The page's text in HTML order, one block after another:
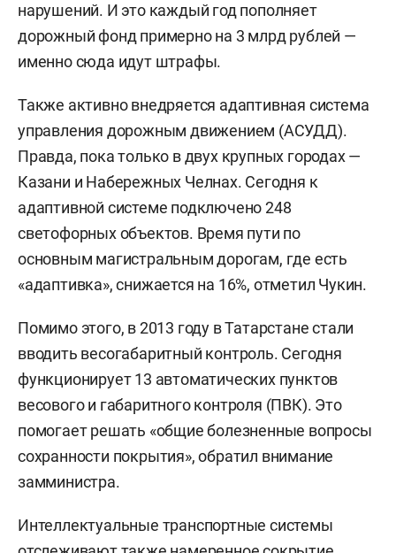
нарушений. И это каждый год пополняет
дорожный фонд примерно на 3 млрд рублей —
именно сюда идут штрафы.
Также активно внедряется адаптивная система
управления дорожным движением (АСУДД).
Правда, пока только в двух крупных городах —
Казани и Набережных Челнах. Сегодня к
адаптивной системе подключено 248
светофорных объектов. Время пути по
основным магистральным дорогам, где есть
«адаптивка», снижается на 16%, отметил Чукин.
Помимо этого, в 2013 году в Татарстане стали
вводить весогабаритный контроль. Сегодня
функционирует 13 автоматических пунктов
весового и габаритного контроля (ПВК). Это
помогает решать «общие болезненные вопросы
сохранности покрытия», обратил внимание
замминистра.
Интеллектуальные транспортные системы